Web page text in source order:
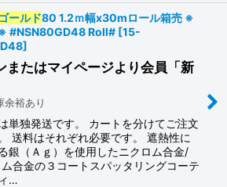
ールド80 1.2ｍ幅x30mロール箱売 ※
#NSN80GD48 Roll# [15-
]
またはマイページより会員「新
余裕あり
単独発送です。 カートを分けてご注文
送料はそれぞれ必要です。 遮熱性に
銀（Ａｇ）を使用したニクロム合金/
合金の３コートスパッタリングコーテ
…